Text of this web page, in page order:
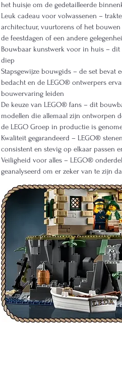
het huisje om de gedetailleerde
Leuk cadeau voor volwassenen –
architectuur, vuurtorens of het
de feestdagen of een andere
Bouwbaar kunstwerk voor in huis –
diep
Stapsgewijze bouwgids – de set bevat
bedacht en de LEGO® ontwerpers
bouwervaring leiden
De keuze van LEGO® fans – dit
modellen die allemaal zijn ontworpen
de LEGO Groep in productie is
Kwaliteit gegarandeerd – LEGO®
consistent en stevig op elkaar passen
Veiligheid voor alles – LEGO®
geanalyseerd om er zeker van te zijn